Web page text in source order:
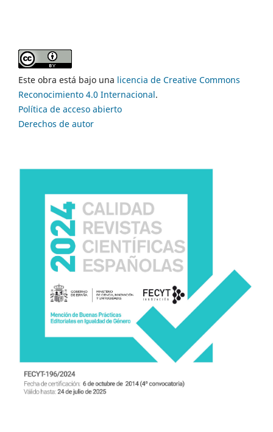
Este obra está bajo una licencia de Creative Commons
Reconocimiento 4.0 Internacional.
Política de acceso abierto
Derechos de autor